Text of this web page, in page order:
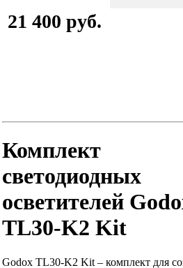
21 400 руб.
Комплект
светодиодных
осветителей
TL30-K2 Kit
Godox TL30-K2 Kit – комплект для